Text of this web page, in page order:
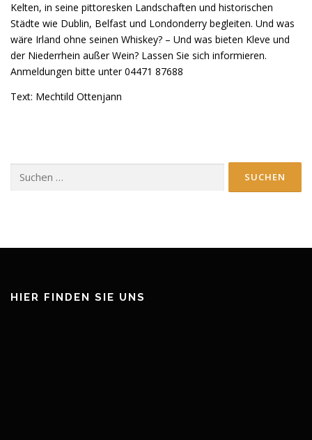
Kelten, in seine pittoresken Landschaften und historischen
Städte wie Dublin, Belfast und Londonderry begleiten. Und was
wäre Irland ohne seinen Whiskey? – Und was bieten Kleve und
der Niederrhein außer Wein? Lassen Sie sich informieren.
Anmeldungen bitte unter 04471 87688
Text: Mechtild Ottenjann
nach:
HIER FINDEN SIE UNS